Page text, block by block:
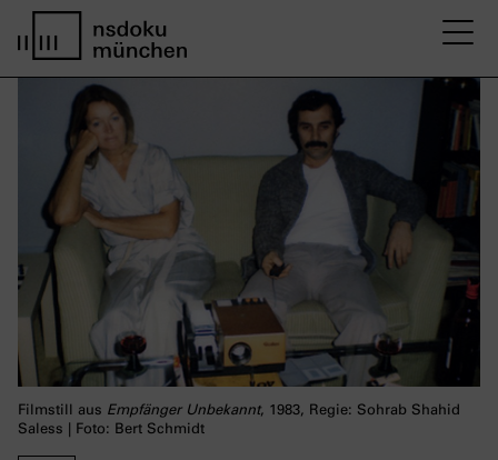
Filmstill aus Empfänger Unbekannt, 1983, Regie: Sohrab Shahid
Saless | Foto: Bert Schmidt